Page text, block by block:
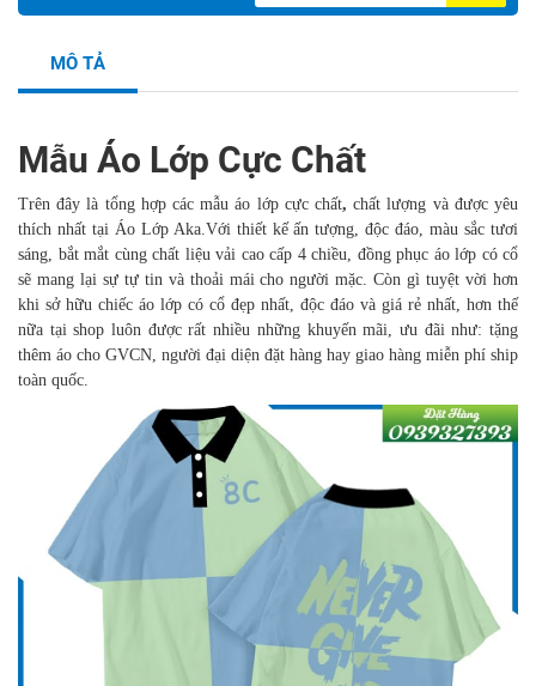
MÔ TẢ
Mẫu Áo Lớp Cực Chất
Trên đây là tổng hợp các mẫu áo lớp cực chất, chất lượng và được yêu
thích nhất tại Áo Lớp Aka.Với thiết kế ấn tượng, độc đáo, màu sắc tươi
sáng, bắt mắt cùng chất liệu vải cao cấp 4 chiều, đồng phục áo lớp có cổ
sẽ mang lại sự tự tin và thoải mái cho người mặc. Còn gì tuyệt vời hơn
khi sở hữu chiếc áo lớp có cổ đẹp nhất, độc đáo và giá rẻ nhất, hơn thế
nữa tại shop luôn được rất nhiều những khuyến mãi, ưu đãi như: tặng
thêm áo cho GVCN, người đại diện đặt hàng hay giao hàng miễn phí ship
toàn quốc.